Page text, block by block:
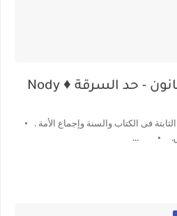
الدرس التاسع والثمانون - حد السرقة ♦️ Nody
فى الكتاب والسنة وإجماع الأمة . •
• ...